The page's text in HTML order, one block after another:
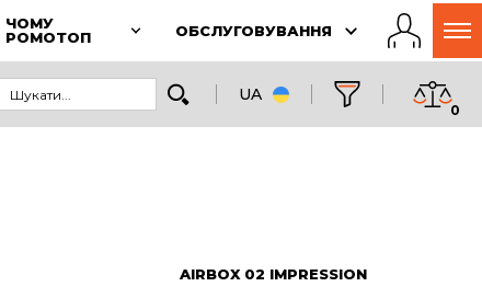
ЧОМУ
РОМОТОП
ОБСЛУГОВУВАННЯ
UA
0
AIRBOX 02 IMPRESSION